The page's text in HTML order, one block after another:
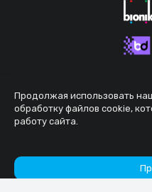
Продолжая использовать
обработку файлов cookie,
работу сайта.